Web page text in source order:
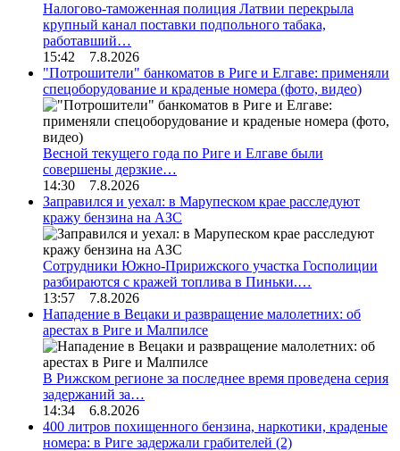
Налогово-таможенная полиция Латвии перекрыла
крупный канал поставки подпольного табака,
работавший…
15:42 7.8.2026
"Потрошители" банкоматов в Риге и Елгаве: применяли
спецоборудование и краденые номера (фото, видео)
Весной текущего года по Риге и Елгаве были
совершены дерзкие…
14:30 7.8.2026
Заправился и уехал: в Марупеском крае расследуют
кражу бензина на АЗС
Сотрудники Южно-Пририжского участка Госполиции
разбираются с кражей топлива в Пиньки.…
13:57 7.8.2026
Нападение в Вецаки и развращение малолетних: об
арестах в Риге и Малпилсе
В Рижском регионе за последнее время проведена серия
задержаний за…
14:34 6.8.2026
400 литров похищенного бензина, наркотики, краденые
номера: в Риге задержали грабителей (2)